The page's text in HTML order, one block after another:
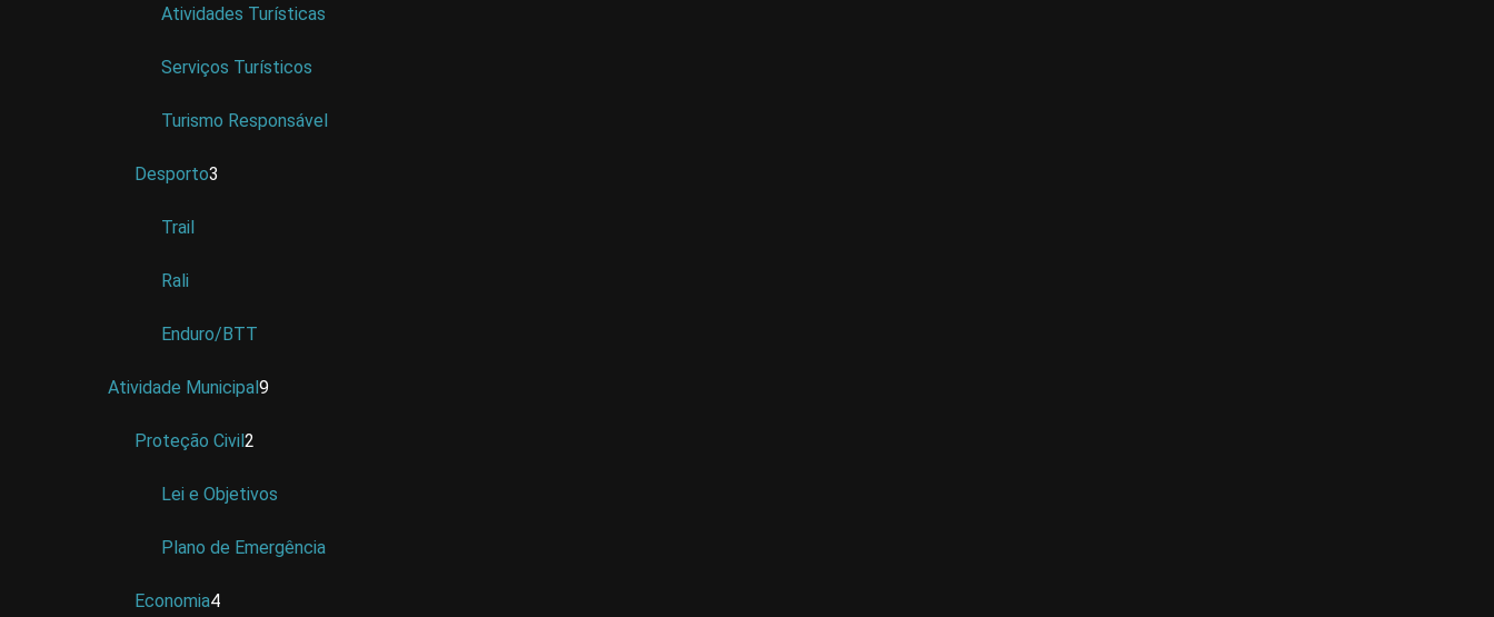
Atividades Turísticas
Serviços Turísticos
Turismo Responsável
Desporto3
Trail
Rali
Enduro/BTT
Atividade Municipal9
Proteção Civil2
Lei e Objetivos
Plano de Emergência
Economia4